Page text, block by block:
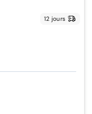
12 jours